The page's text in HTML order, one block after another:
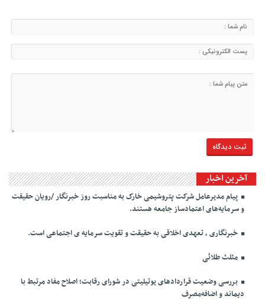
آخرین اخبار
پیام مدیرعامل شرکت پتروشیمی خارک به مناسبت روز خبرنگار /رویان حقیقت
و سرمایه‌های اعتمادساز جامعه هستند.
خبرنگاری ، تعهدی اخلاقی به حقیقت و تقویت سرمایه ی اجتماعی است.
مثلث طلائی
بررسی وضعیت قراردادهای یوتیلیتی در شورای رقابت؛ اصلاح مفاد مرتبط با
دیماند و اضافه‌مصرف